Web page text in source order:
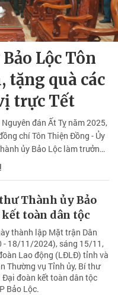
Lộc Tôn
quà các
trực Tết
đán Ất Tỵ năm 2025,
chí Tôn Thiện Đồng - Ủy
ủy Bảo Lộc làm trưởng
đơn vị trực Tết trên địa
Thành ủy Bảo
toàn dân tộc
thành lập Mặt trận Dân
18/11/2024), sáng 15/11,
Lao động (LĐLĐ) tỉnh và
Thường vụ Tỉnh ủy, Bí thư
Đại đoàn kết toàn dân tộc
Bảo Lộc.